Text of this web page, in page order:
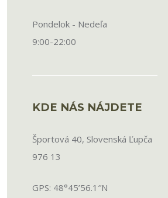
Pondelok - Nedeľa
9:00-22:00
KDE NÁS NÁJDETE
Športová 40, Slovenská Ľupča
976 13
GPS: 48°45’56.1″N